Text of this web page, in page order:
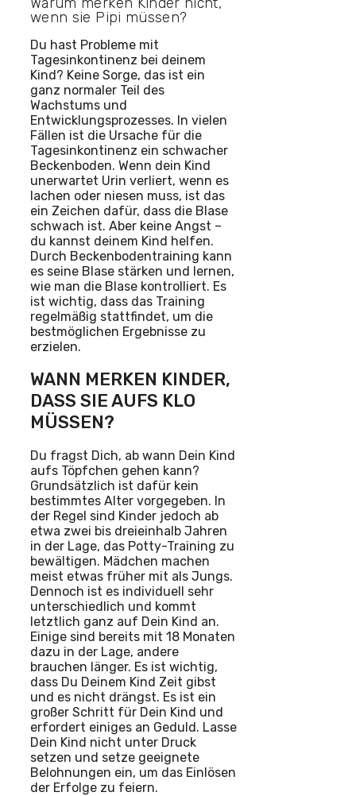
wenn sie Pipi müssen?
Du hast Probleme mit
Tagesinkontinenz bei deinem
Kind? Keine Sorge, das ist ein
ganz normaler Teil des
Wachstums und
Entwicklungsprozesses. In vielen
Fällen ist die Ursache für die
Tagesinkontinenz ein schwacher
Beckenboden. Wenn dein Kind
unerwartet Urin verliert, wenn es
lachen oder niesen muss, ist das
ein Zeichen dafür, dass die Blase
schwach ist. Aber keine Angst –
du kannst deinem Kind helfen.
Durch Beckenbodentraining kann
es seine Blase stärken und lernen,
wie man die Blase kontrolliert. Es
ist wichtig, dass das Training
regelmäßig stattfindet, um die
bestmöglichen Ergebnisse zu
erzielen.
WANN MERKEN KINDER,
DASS SIE AUFS KLO
MÜSSEN?
Du fragst Dich, ab wann Dein Kind
aufs Töpfchen gehen kann?
Grundsätzlich ist dafür kein
bestimmtes Alter vorgegeben. In
der Regel sind Kinder jedoch ab
etwa zwei bis dreieinhalb Jahren
in der Lage, das Potty-Training zu
bewältigen. Mädchen machen
meist etwas früher mit als Jungs.
Dennoch ist es individuell sehr
unterschiedlich und kommt
letztlich ganz auf Dein Kind an.
Einige sind bereits mit 18 Monaten
dazu in der Lage, andere
brauchen länger. Es ist wichtig,
dass Du Deinem Kind Zeit gibst
und es nicht drängst. Es ist ein
großer Schritt für Dein Kind und
erfordert einiges an Geduld. Lasse
Dein Kind nicht unter Druck
setzen und setze geeignete
Belohnungen ein, um das Einlösen
der Erfolge zu feiern.